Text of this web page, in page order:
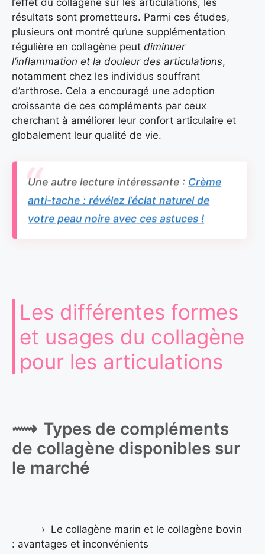
résultats sont prometteurs. Parmi ces études,
plusieurs ont montré qu’une supplémentation
régulière en collagène peut diminuer
l’inflammation et la douleur des articulations,
notamment chez les individus souffrant
d’arthrose. Cela a encouragé une adoption
croissante de ces compléments par ceux
cherchant à améliorer leur confort articulaire et
globalement leur qualité de vie.
Une autre lecture intéressante : Crème
anti-tache : révélez l’éclat naturel de
votre peau noire avec ces astuces !
Les différentes formes
et usages du collagène
pour les articulations
Types de compléments
de collagène disponibles sur
le marché
Le collagène marin et le collagène bovin
: avantages et inconvénients